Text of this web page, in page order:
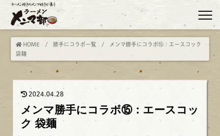
HOME / 勝手にコラボ一覧 / メンマ勝手にコラボ⑮：エースコック
袋麺
2024.04.28
メンマ勝手にコラボ⑮：エースコッ
ク 袋麺